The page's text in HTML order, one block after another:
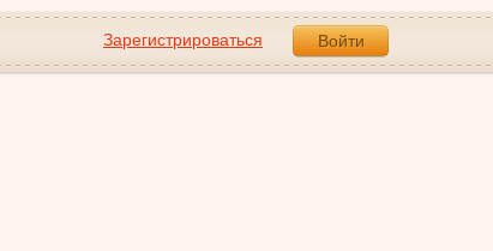
Зарегистрироваться Войти